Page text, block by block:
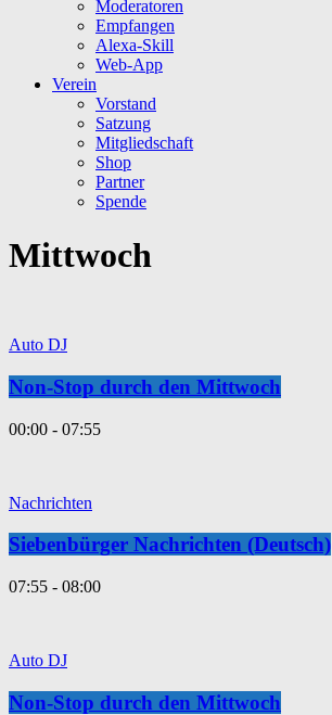
Moderatoren
Empfangen
Alexa-Skill
Web-App
Verein
Vorstand
Satzung
Mitgliedschaft
Shop
Partner
Spende
Mittwoch
Auto DJ
Non-Stop durch den Mittwoch
00:00 - 07:55
Nachrichten
Siebenbürger Nachrichten (Deutsch)
07:55 - 08:00
Auto DJ
Non-Stop durch den Mittwoch